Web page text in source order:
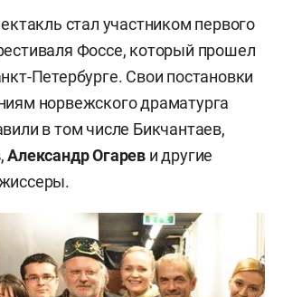
стал участником первого
Фоссе, который прошел
Петербурге. Свои постановки
норвежского драматурга
в том числе Бикчантаев,
,Александр Огарев и другие